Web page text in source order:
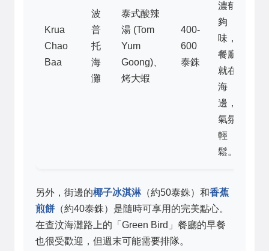
Krua
Chao
Baa
波
普
托
海
灘
泰式酸辣
湯 (Tom
Yum
Goong)、
烤大蝦
400-
600
泰銖
濃郁
夠
味，
餐廳
就在
海
邊，
氣氛
輕
鬆。
另外，街邊的椰子冰淇淋（約50泰銖）和香蕉
煎餅 （約40泰銖）是隨時可享用的完美點心。
在查汶海灘路上的「Green Bird」餐廳的早餐
也很受歡迎，但週末可能需要排隊。